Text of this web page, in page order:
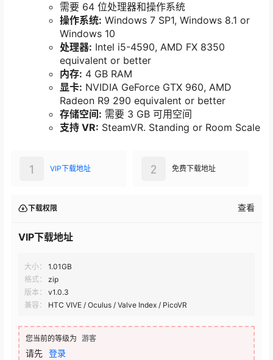
需要 64 位处理器和操作系统
操作系统: Windows 7 SP1, Windows 8.1 or
Windows 10
处理器: Intel i5-4590, AMD FX 8350
equivalent or better
内存: 4 GB RAM
显卡: NVIDIA GeForce GTX 960, AMD
Radeon R9 290 equivalent or better
存储空间: 需要 3 GB 可用空间
支持 VR: SteamVR. Standing or Room Scale
VIP下载地址
1 免费下载地址
2
下载权限 查看
VIP下载地址
大小：
1.01GB
格式：
zip
版本：
v1.0.3
兼容：
HTC VIVE / Oculus / Valve Index / PicoVR
您当前的等级为 游客
请先 登录